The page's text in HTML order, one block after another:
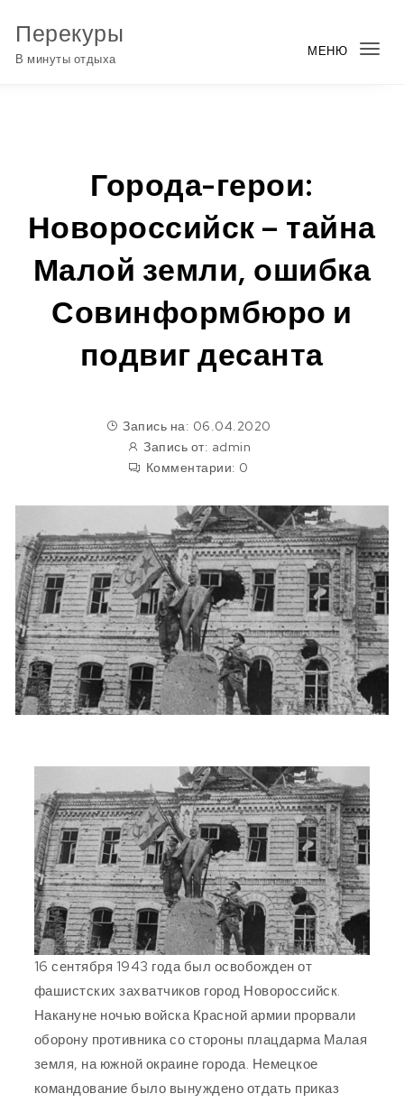
Перекуры
В минуты отдыха
МЕНЮ
Города-герои:
Новороссийск – тайна
Малой земли, ошибка
Совинформбюро и
подвиг десанта
Запись на: 06.04.2020
Запись от: admin
Комментарии: 0
16 сентября 1943 года был освобожден от
фашистских захватчиков город Новороссийск.
Накануне ночью войска Красной армии прорвали
оборону противника со стороны плацдарма Малая
земля, на южной окраине города. Немецкое
командование было вынуждено отдать приказ